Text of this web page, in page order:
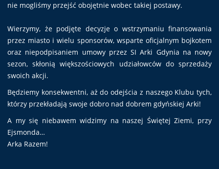
nie mogliśmy przejść obojętnie wobec takiej postawy.
Wierzymy, że podjęte decyzje o wstrzymaniu finansowania
przez miasto i wielu sponsorów, wsparte oficjalnym bojkotem
oraz niepodpisaniem umowy przez SI Arki Gdynia na nowy
sezon, skłonią większościowych udziałowców do sprzedaży
swoich akcji.
Będziemy konsekwentni, aż do odejścia z naszego Klubu tych,
którzy przekładają swoje dobro nad dobrem gdyńskiej Arki!
A my się niebawem widzimy na naszej Świętej Ziemi, przy
Ejsmonda…
Arka Razem!